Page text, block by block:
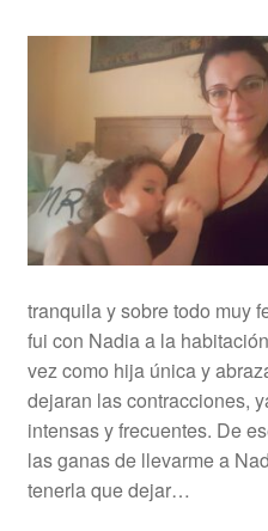
tranquila y sobre todo muy
fui con Nadia a la
vez como hija única y
dejaran las contracciones,
intensas y frecuentes. De
las ganas de llevarme a
tenerla que dejar…